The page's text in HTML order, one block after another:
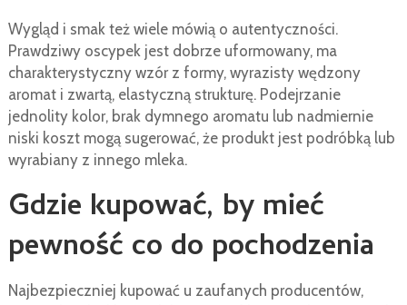
Wygląd i smak też wiele mówią o autentyczności.
Prawdziwy oscypek jest dobrze uformowany, ma
charakterystyczny wzór z formy, wyrazisty wędzony
aromat i zwartą, elastyczną strukturę. Podejrzanie
jednolity kolor, brak dymnego aromatu lub nadmiernie
niski koszt mogą sugerować, że produkt jest podróbką lub
wyrabiany z innego mleka.
Gdzie kupować, by mieć
pewność co do pochodzenia
Najbezpieczniej kupować u zaufanych producentów,